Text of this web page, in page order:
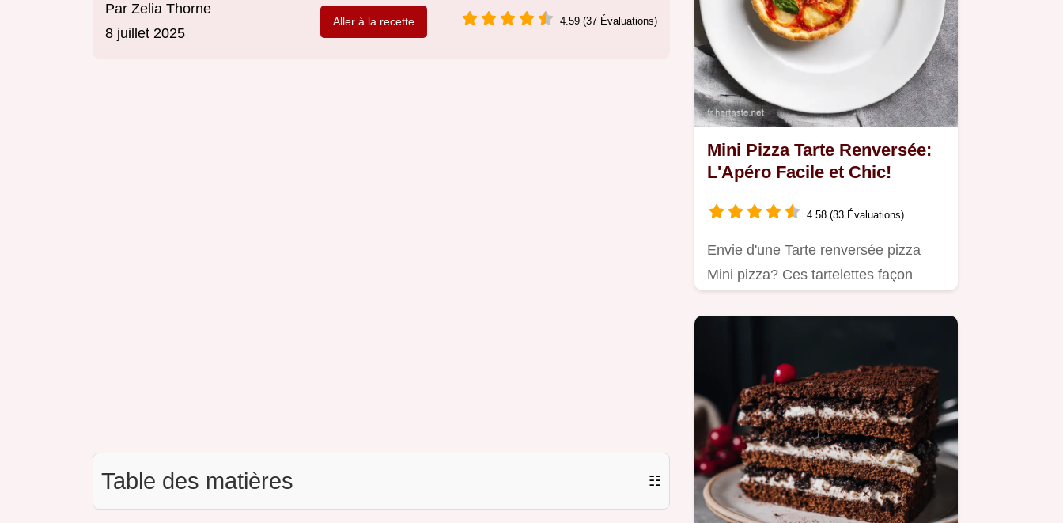
Par Zelia Thorne
8 juillet 2025
Aller à la recette 4.59 (37 Évaluations)
Table des matières ☷
Mini Pizza Tarte Renversée:
L'Apéro Facile et Chic!
4.58 (33 Évaluations)
Envie d'une Tarte renversée pizza
Mini pizza? Ces tartelettes façon